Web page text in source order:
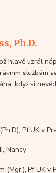
Ph.D.
hlavě uzrál
službám
když si
Pf UK v
Nancy
(Mgr.), Pf UK v